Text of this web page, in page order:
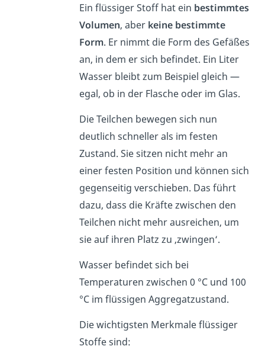
Ein flüssiger Stoff hat ein bestimmtes
Volumen, aber keine bestimmte
Form. Er nimmt die Form des Gefäßes
an, in dem er sich befindet. Ein Liter
Wasser bleibt zum Beispiel gleich —
egal, ob in der Flasche oder im Glas.
Die Teilchen bewegen sich nun
deutlich schneller als im festen
Zustand. Sie sitzen nicht mehr an
einer festen Position und können sich
gegenseitig verschieben. Das führt
dazu, dass die Kräfte zwischen den
Teilchen nicht mehr ausreichen, um
sie auf ihren Platz zu ‚zwingen‘.
Wasser befindet sich bei
Temperaturen zwischen 0 °C und 100
°C im flüssigen Aggregatzustand.
Die wichtigsten Merkmale flüssiger
Stoffe sind: